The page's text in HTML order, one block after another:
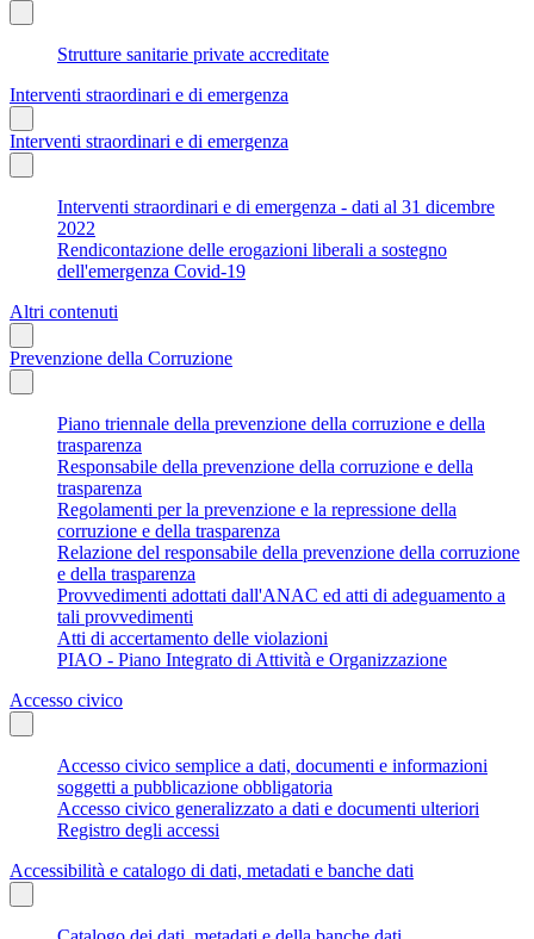
Strutture sanitarie private accreditate
Interventi straordinari e di emergenza
Interventi straordinari e di emergenza
Interventi straordinari e di emergenza - dati al 31 dicembre
2022
Rendicontazione delle erogazioni liberali a sostegno
dell'emergenza Covid-19
Altri contenuti
Prevenzione della Corruzione
Piano triennale della prevenzione della corruzione e della
trasparenza
Responsabile della prevenzione della corruzione e della
trasparenza
Regolamenti per la prevenzione e la repressione della
corruzione e della trasparenza
Relazione del responsabile della prevenzione della corruzione
e della trasparenza
Provvedimenti adottati dall'ANAC ed atti di adeguamento a
tali provvedimenti
Atti di accertamento delle violazioni
PIAO - Piano Integrato di Attività e Organizzazione
Accesso civico
Accesso civico semplice a dati, documenti e informazioni
soggetti a pubblicazione obbligatoria
Accesso civico generalizzato a dati e documenti ulteriori
Registro degli accessi
Accessibilità e catalogo di dati, metadati e banche dati